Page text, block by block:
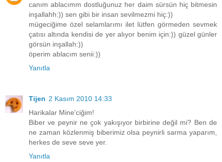
canım ablacımm dostluğunuz her daim sürsün hiç bitmesin
inşallahh:)) sen gibi bir insan sevilmezmi hiç:))
mügeciğime özel selamlarımı ilet lütfen görmeden sevmek
çatısı altında kendisi de yer alıyor benim için:)) güzel günler
görsün inşallah:))
öperim ablacım senii:))
Yanıtla
Tijen 2 Kasım 2010 14:33
Harikalar Mine'ciğim!
Biber ve peynir ne çok yakışıyor birbirine değil mi? Ben de
ne zaman közlenmiş biberimiz olsa peynirli sarma yaparım,
herkes de seve seve yer.
Yanıtla